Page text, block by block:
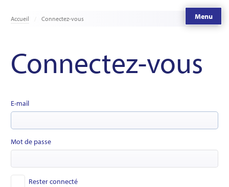
Menu
Accueil Connectez-vous
Connectez-vous
E-mail
Mot de passe
Rester connecté